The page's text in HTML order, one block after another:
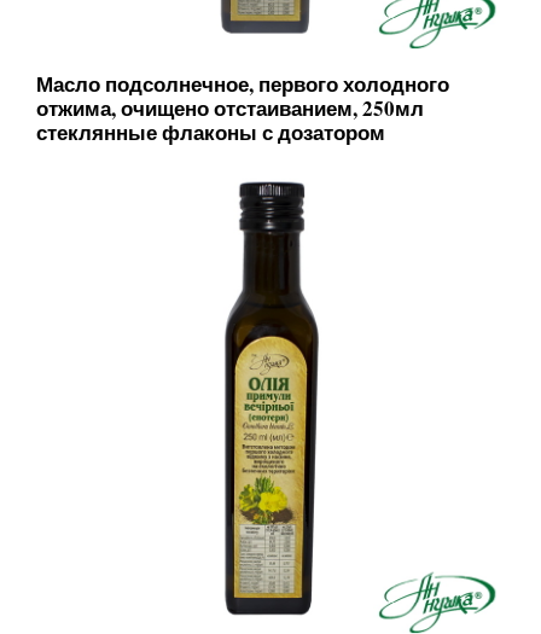
Масло подсолнечное, первого холодного
отжима, очищено отстаиванием, 250мл
стеклянные флаконы с дозатором